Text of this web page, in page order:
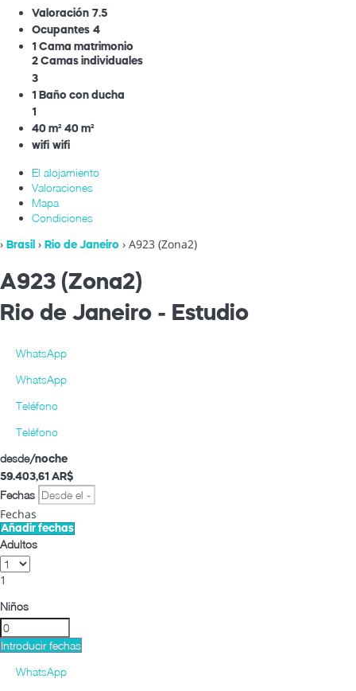
Valoración 7.5
Ocupantes 4
1 Cama matrimonio
2 Camas individuales
3
1 Baño con ducha
1
40 m² 40 m²
wifi wifi
El alojamiento
Valoraciones
Mapa
Condiciones
› Brasil › Rio de Janeiro › A923 (Zona2)
A923 (Zona2)
Rio de Janeiro - Estudio
WhatsApp
WhatsApp
Teléfono
Teléfono
desde/noche
59.403,61 AR$
Fechas
Fechas
Añadir fechas
Adultos
1
Niños
Introducir fechas
WhatsApp